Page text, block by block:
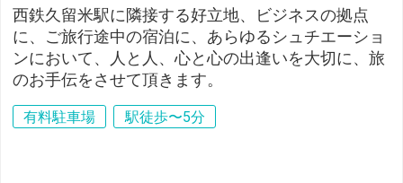
西鉄久留米駅に隣接する好立地、ビジネスの拠点
に、ご旅行途中の宿泊に、あらゆるシュチエーショ
ンにおいて、人と人、心と心の出逢いを大切に、旅
のお手伝をさせて頂きます。
有料駐車場 駅徒歩〜5分